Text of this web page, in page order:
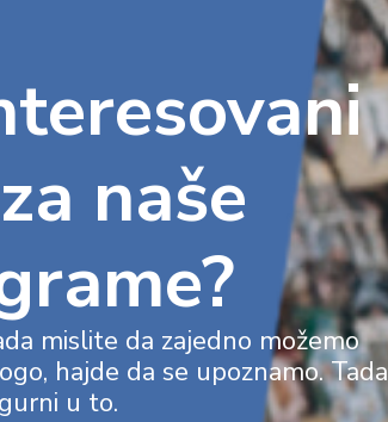
naše
mislite da zajedno možemo
hajde da se upoznamo. Tada
u to.